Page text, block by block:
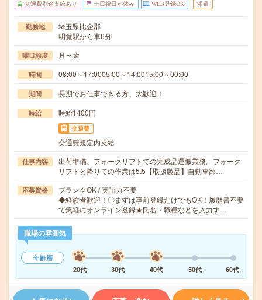
交通費別途支給あり 土日祝日が休み WEB登録OK 派遣
勤務地
埼玉県比企郡
明覚駅から車6分
曜日頻度 月～金
時間 08:00～17:0005:00～14:0015:00～00:00
期間 長期でお仕事できる方、大歓迎！
時給 時給1400円
交通費
交通費規定内支給
仕事内容
出荷準備、フォークリフトでの完成品運搬業務。フォーク
リフトと降りての作業は5:5【取扱製品】自動車部…
応募資格
ブランクOK / 英語力不要
◆経験者歓迎！〇まずは事前登録だけでもOK！履歴書不要
で気軽にオンライン登録★氏名・職種などを入力す…
職場の雰囲気
年齢層
20代
30代 40代 50代 60代